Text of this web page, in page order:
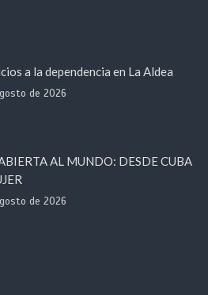
a la dependencia en La Aldea
de 2026
AL MUNDO: DESDE CUBA
de 2026